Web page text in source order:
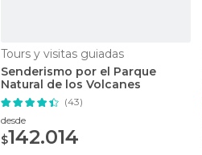
Tours y visitas guiadas
Senderismo por el Parque
Natural de los Volcanes
(43)
desde
$142.014